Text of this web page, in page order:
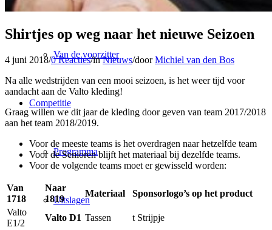
Persberichten
Van de voorzitter
Competitie
Programma
Uitslagen
Shirtjes op weg naar het nieuwe Seizoen
4 juni 2018/0 Reacties/inNieuws/doorMichiel van den Bos
Na alle wedstrijden van een mooi seizoen, is het weer tijd voor
aandacht aan de Valto kleding!
Graag willen we dit jaar de kleding door geven van team 2017/2018
aan het team 2018/2019.
Voor de meeste teams is het overdragen naar hetzelfde team
Voor de Senioren blijft het materiaal bij dezelfde teams.
Voor de volgende teams moet er gewisseld worden:
Van
1718
Naar
1819
Materiaal
Sponsorlogo’s op het product
Valto
E1/2
Valto D1 Tassen t Strijpje